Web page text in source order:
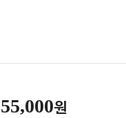
55,000원